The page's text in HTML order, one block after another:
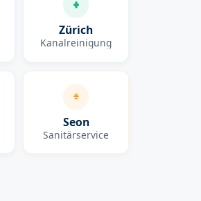
Zürich
Kanalreinigung
Seon
Sanitärservice